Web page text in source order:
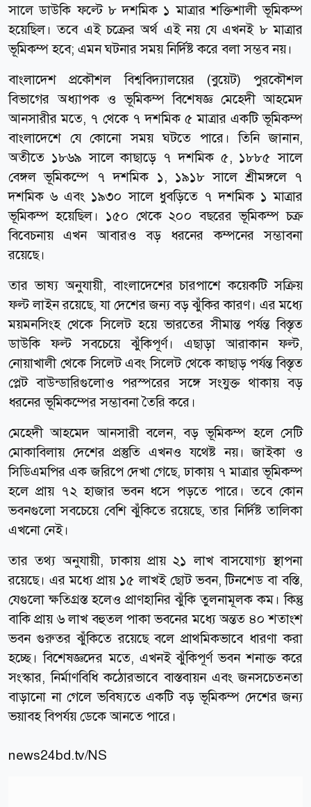
সালে ডাউকি ফল্টে ৮ দশমিক ১ মাত্রার শক্তিশালী ভূমিকম্প
হয়েছিল। তবে এই চক্রের অর্থ এই নয় যে এখনই ৮ মাত্রার
ভূমিকম্প হবে; এমন ঘটনার সময় নির্দিষ্ট করে বলা সম্ভব নয়।
বাংলাদেশ প্রকৌশল বিশ্ববিদ্যালয়ের (বুয়েট) পুরকৌশল
বিভাগের অধ্যাপক ও ভূমিকম্প বিশেষজ্ঞ মেহেদী আহমেদ
আনসারীর মতে, ৭ থেকে ৭ দশমিক ৫ মাত্রার একটি ভূমিকম্প
বাংলাদেশে যে কোনো সময় ঘটতে পারে। তিনি জানান,
অতীতে ১৮৬৯ সালে কাছাড়ে ৭ দশমিক ৫, ১৮৮৫ সালে
বেঙ্গল ভূমিকম্পে ৭ দশমিক ১, ১৯১৮ সালে শ্রীমঙ্গলে ৭
দশমিক ৬ এবং ১৯৩০ সালে ধুবড়িতে ৭ দশমিক ১ মাত্রার
ভূমিকম্প হয়েছিল। ১৫০ থেকে ২০০ বছরের ভূমিকম্প চক্র
বিবেচনায় এখন আবারও বড় ধরনের কম্পনের সম্ভাবনা
রয়েছে।
তার ভাষ্য অনুযায়ী, বাংলাদেশের চারপাশে কয়েকটি সক্রিয়
ফল্ট লাইন রয়েছে, যা দেশের জন্য বড় ঝুঁকির কারণ। এর মধ্যে
ময়মনসিংহ থেকে সিলেট হয়ে ভারতের সীমান্ত পর্যন্ত বিস্তৃত
ডাউকি ফল্ট সবচেয়ে ঝুঁকিপূর্ণ। এছাড়া আরাকান ফল্ট,
নোয়াখালী থেকে সিলেট এবং সিলেট থেকে কাছাড় পর্যন্ত বিস্তৃত
প্লেট বাউন্ডারিগুলোও পরস্পরের সঙ্গে সংযুক্ত থাকায় বড়
ধরনের ভূমিকম্পের সম্ভাবনা তৈরি করে।
মেহেদী আহমেদ আনসারী বলেন, বড় ভূমিকম্প হলে সেটি
মোকাবিলায় দেশের প্রস্তুতি এখনও যথেষ্ট নয়। জাইকা ও
সিডিএমপির এক জরিপে দেখা গেছে, ঢাকায় ৭ মাত্রার ভূমিকম্প
হলে প্রায় ৭২ হাজার ভবন ধসে পড়তে পারে। তবে কোন
ভবনগুলো সবচেয়ে বেশি ঝুঁকিতে রয়েছে, তার নির্দিষ্ট তালিকা
এখনো নেই।
তার তথ্য অনুযায়ী, ঢাকায় প্রায় ২১ লাখ বাসযোগ্য স্থাপনা
রয়েছে। এর মধ্যে প্রায় ১৫ লাখই ছোট ভবন, টিনশেড বা বস্তি,
যেগুলো ক্ষতিগ্রস্ত হলেও প্রাণহানির ঝুঁকি তুলনামূলক কম। কিন্তু
বাকি প্রায় ৬ লাখ বহুতল পাকা ভবনের মধ্যে অন্তত ৪০ শতাংশ
ভবন গুরুতর ঝুঁকিতে রয়েছে বলে প্রাথমিকভাবে ধারণা করা
হচ্ছে। বিশেষজ্ঞদের মতে, এখনই ঝুঁকিপূর্ণ ভবন শনাক্ত করে
সংস্কার, নির্মাণবিধি কঠোরভাবে বাস্তবায়ন এবং জনসচেতনতা
বাড়ানো না গেলে ভবিষ্যতে একটি বড় ভূমিকম্প দেশের জন্য
ভয়াবহ বিপর্যয় ডেকে আনতে পারে।
news24bd.tv/NS